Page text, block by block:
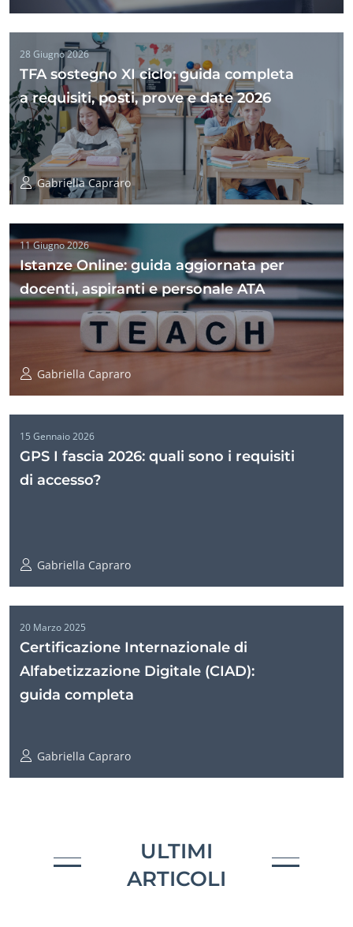
28 Giugno 2026
TFA sostegno XI ciclo: guida completa
a requisiti, posti, prove e date 2026
Gabriella Capraro
11 Giugno 2026
Istanze Online: guida aggiornata per
docenti, aspiranti e personale ATA
Gabriella Capraro
15 Gennaio 2026
GPS I fascia 2026: quali sono i requisiti
di accesso?
Gabriella Capraro
20 Marzo 2025
Certificazione Internazionale di
Alfabetizzazione Digitale (CIAD):
guida completa
Gabriella Capraro
ULTIMI
ARTICOLI